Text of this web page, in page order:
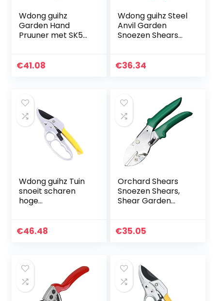
Wdong guihz
Garden Hand
Pruuner met SK5
tuin
€41.08
Wdong guihz Steel
Anvil Garden
Snoezen Shears
Gardening Branch
€36.34
Wdong guihz Tuin
snoeit scharen
hoge
schaar planten
€46.48
Orchard Shears
Snoezen Shears,
Shear Garden
takken Stelen en
€35.05